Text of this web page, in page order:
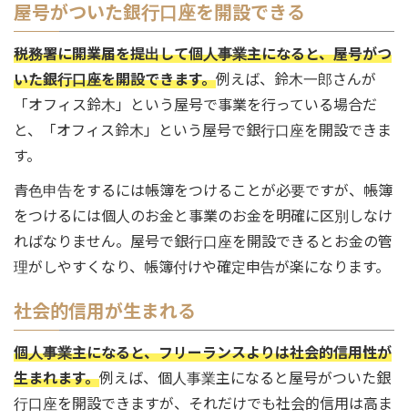
屋号がついた銀行口座を開設できる
税務署に開業届を提出して個人事業主になると、屋号がつ
いた銀行口座を開設できます。例えば、鈴木一郎さんが
「オフィス鈴木」という屋号で事業を行っている場合だ
と、「オフィス鈴木」という屋号で銀行口座を開設できま
す。
青色申告をするには帳簿をつけることが必要ですが、帳簿
をつけるには個人のお金と事業のお金を明確に区別しなけ
ればなりません。屋号で銀行口座を開設できるとお金の管
理がしやすくなり、帳簿付けや確定申告が楽になります。
社会的信用が生まれる
個人事業主になると、フリーランスよりは社会的信用性が
生まれます。例えば、個人事業主になると屋号がついた銀
行口座を開設できますが、それだけでも社会的信用は高ま